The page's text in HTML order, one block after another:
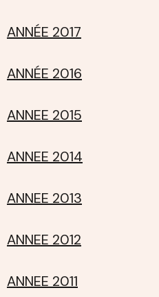
ANNÉE 2017
ANNÉE 2016
ANNEE 2015
ANNEE 2014
ANNEE 2013
ANNEE 2012
ANNEE 2011